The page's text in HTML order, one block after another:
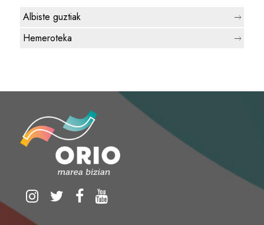
Albiste guztiak
Hemeroteka